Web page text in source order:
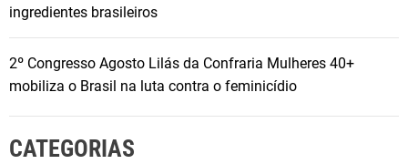
ingredientes brasileiros
2º Congresso Agosto Lilás da Confraria Mulheres 40+
mobiliza o Brasil na luta contra o feminicídio
CATEGORIAS